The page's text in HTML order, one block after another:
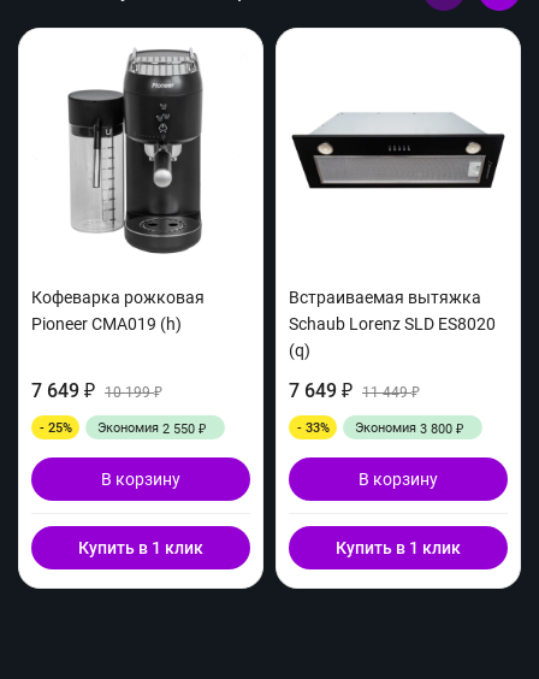
Кофеварка рожковая
Pioneer CMA019 (h)
7 649 ₽ 10 199₽
- 25% Экономия 2 550 ₽
В корзину
Купить в 1 клик
Встраиваемая вытяжка
Schaub Lorenz SLD ES8020
(q)
7 649 ₽ 11 449₽
- 33% Экономия 3 800 ₽
В корзину
Купить в 1 клик